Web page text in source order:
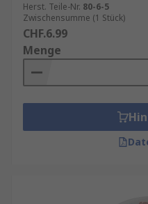
Herst. Teile-Nr. 80-6-5
Zwischensumme (1 Stück)
CHF.6.99
Menge